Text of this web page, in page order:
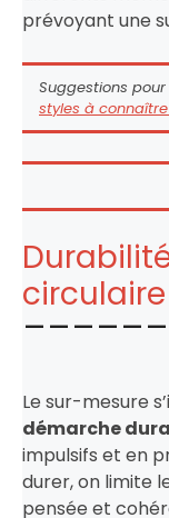
prévoyant une
Suggestions pour
styles à
circulaire
Le sur-mesure
démarche
impulsifs et en
durer, on limite
pensée et